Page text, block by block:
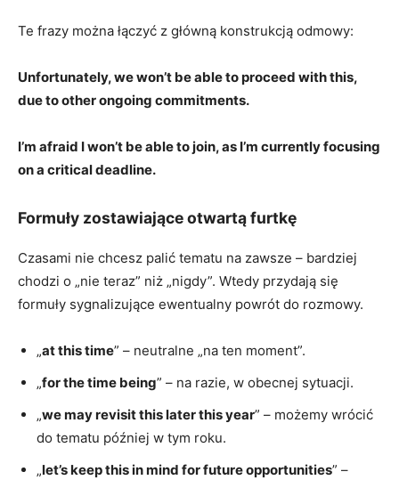
Te frazy można łączyć z główną konstrukcją odmowy:
Unfortunately, we won’t be able to proceed with this,
due to other ongoing commitments.
I’m afraid I won’t be able to join, as I’m currently focusing
on a critical deadline.
Formuły zostawiające otwartą furtkę
Czasami nie chcesz palić tematu na zawsze – bardziej
chodzi o „nie teraz” niż „nigdy”. Wtedy przydają się
formuły sygnalizujące ewentualny powrót do rozmowy.
„at this time” – neutralne „na ten moment”.
„for the time being” – na razie, w obecnej sytuacji.
„we may revisit this later this year” – możemy wrócić
do tematu później w tym roku.
„let’s keep this in mind for future opportunities” –